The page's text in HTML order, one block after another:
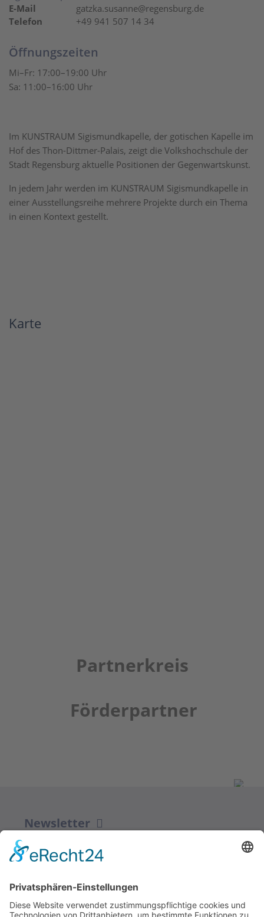
Im KUNSTRAUM Sigismundkapelle, der gotischen Kapelle im
Hof des Thon-Dittmer-Palais, zeigt die Volkshochschule der
Stadt Regensburg aktuelle Positionen der Gegenwartskunst.
In jedem Jahr werden im KUNSTRAUM Sigismundkapelle in
einer Ausstellungsreihe mehrere Projekte durch ein Thema
in einen Kontext gestellt.
E-Mail
gatzka.susanne@regensburg.de
Telefon
+49 941 507 14 34
Öffnungszeiten
Mi–Fr: 17:00–19:00 Uhr
Sa: 11:00–16:00 Uhr
Karte
Partnerkreis
Förderpartner
Newsletter
ZUR ANMELDUNG
Redaktion bbkult.net